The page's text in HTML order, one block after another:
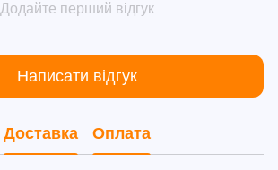
Додайте перший відгук
Написати відгук
Доставка Оплата